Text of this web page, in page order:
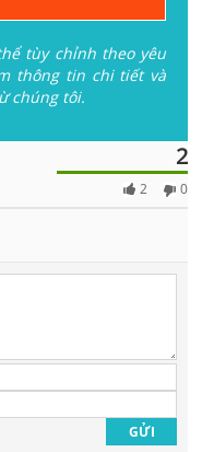
tùy chỉnh theo yêu
thông tin chi tiết và
chúng tôi.
2
0
2